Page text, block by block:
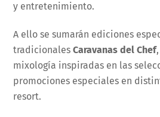
y entretenimiento.
A ello se sumarán ediciones
tradicionalesCaravanas del Chef
mixología inspiradas en las
promociones especiales en
resort.